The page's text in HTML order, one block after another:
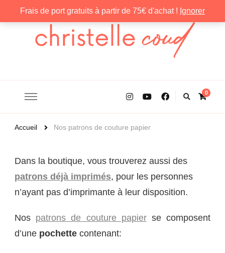
Frais de port gratuits à partir de 75€ d'achat ! Ignorer
0
Accueil Nos patrons de couture papier
Dans la boutique, vous trouverez aussi des
patrons déjà imprimés, pour les personnes
n’ayant pas d’imprimante à leur disposition.
Nos patrons de couture papierse composent
d’une pochette contenant: